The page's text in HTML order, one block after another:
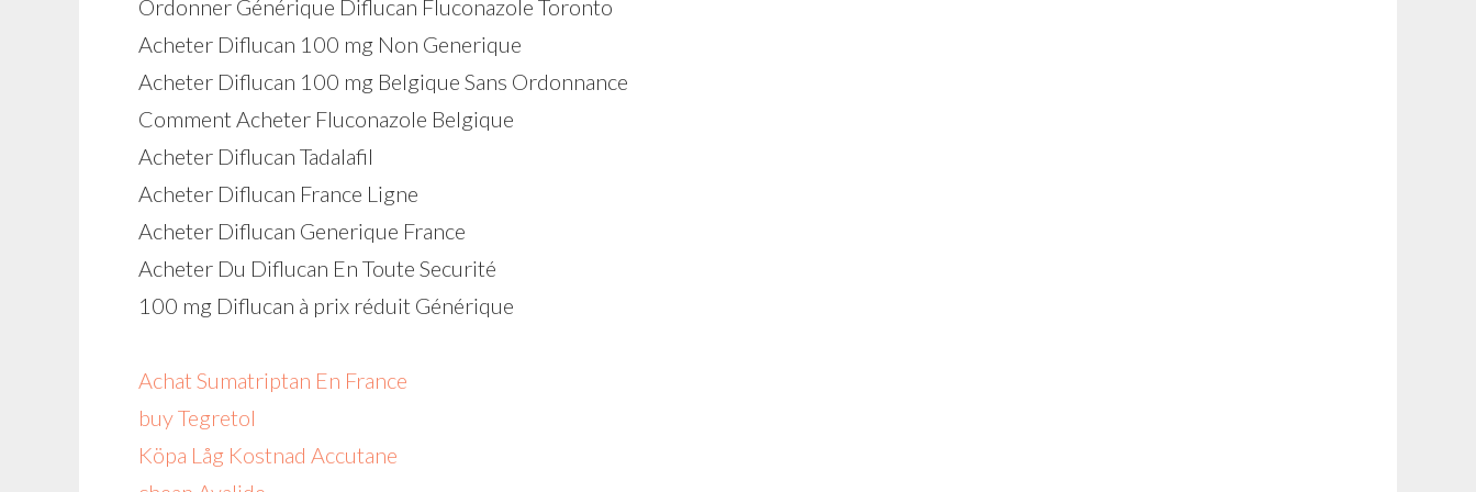
Ordonner Générique Diflucan Fluconazole Toronto
Acheter Diflucan 100 mg Non Generique
Acheter Diflucan 100 mg Belgique Sans Ordonnance
Comment Acheter Fluconazole Belgique
Acheter Diflucan Tadalafil
Acheter Diflucan France Ligne
Acheter Diflucan Generique France
Acheter Du Diflucan En Toute Securité
100 mg Diflucan à prix réduit Générique
Achat Sumatriptan En France
buy Tegretol
Köpa Låg Kostnad Accutane